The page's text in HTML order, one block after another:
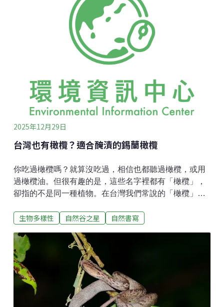
它能輕巧地吸附在牆面，紅磚、水泥、鐵板，甚至光滑
的玻璃都難不倒它。這種超能力被不少人相中，將它種
在院子做綠美化，或讓薜荔爬上牆為房子遮陽降溫。但
薜荔這麼會爬，會不會影響建築物呢？有不少網友分享
自家經驗：薜荔牆在颱風過後像棉被一樣被整片掀開，
但底下的牆面依舊完整；有的則是將薜荔剝除後，留下
了油漆剝落的痕跡；也有的會穿入紗窗，走進窗戶隙
縫。但目前為止，我還沒有看到根系破壞建築物的案例
分享（如果有歡迎和我分享！）。總結來說，要依照房
屋結構、牆面材質及自身的維護心力來考量
2025年12月29日
台灣也有橄欖？適合醃漬的錫蘭橄欖
你吃過橄欖嗎？就算沒吃過，相信也都聽過橄欖，或用
過橄欖油。但很有趣的是，這些名字裡都有「橄欖」，
卻指的不是同一種植物。在台灣我們常說的「橄欖」，
於橄欖科橄欖屬，可以生吃，也常拿來料理或加工成蜜
犀欖屬，主要分布於地中海沿岸，並且具有深厚的文化
象徵。另外還有一種漆樹科榅桲屬的太平洋榅桲，又被
稱為「莎梨橄欖」，原產於夏威夷。然而，我們今天要
介紹的，則是來自斯里蘭卡的「錫蘭橄欖」。錫蘭橄欖
屬於杜英科杜英屬，因此在外觀與特徵上，和台灣原生
的杜英有許多相似之處。兩者的葉片在秋冬都會轉成紅
生物多樣性 自然谷之星 自然書寫